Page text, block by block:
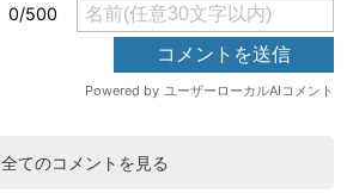
全てのコメントを見る